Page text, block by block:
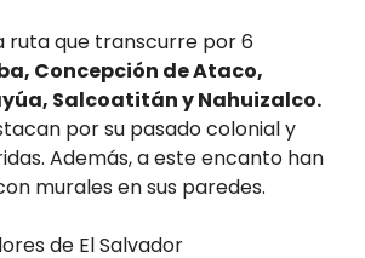
ruta que transcurre por 6
Concepción de Ataco,
Salcoatitán y Nahuizalco.
por su pasado colonial y
Además, a este encanto han
murales en sus paredes.